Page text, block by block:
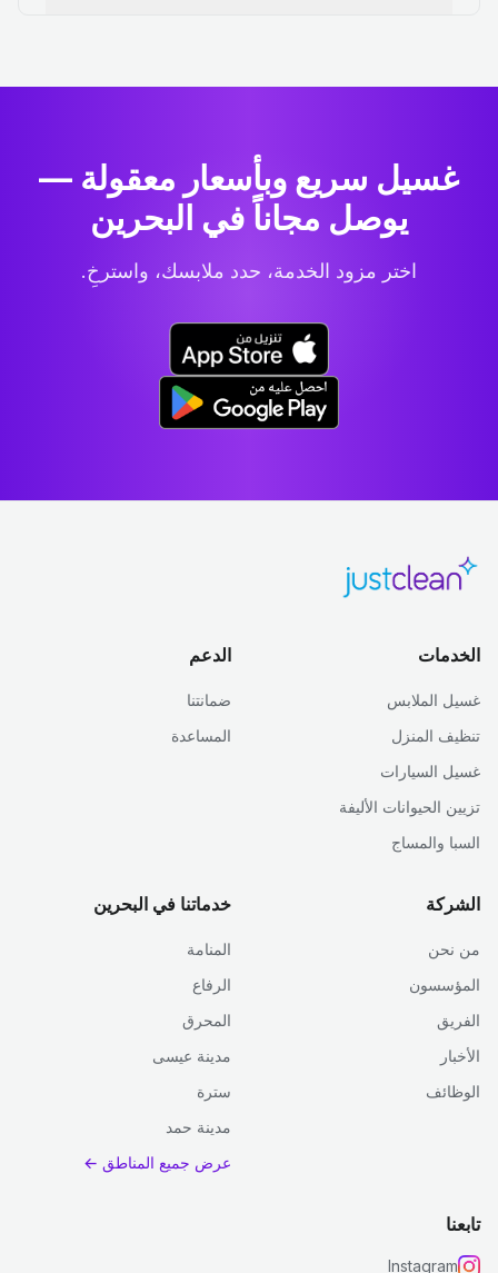
غسيل سريع وبأسعار معقولة —
يوصل مجاناً في البحرين
اختر مزود الخدمة، حدد ملابسك، واسترخِ.
الخدمات
غسيل الملابس
تنظيف المنزل
غسيل السيارات
تزيين الحيوانات الأليفة
السبا والمساج
الدعم
ضمانتنا
المساعدة
الشركة
من نحن
المؤسسون
الفريق
الأخبار
الوظائف
خدماتنا في البحرين
المنامة
الرفاع
المحرق
مدينة عيسى
سترة
مدينة حمد
عرض جميع المناطق ←
تابعنا
Instagram